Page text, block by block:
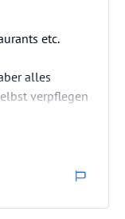
etc.
alles
verpflegen